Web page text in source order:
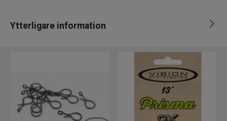
Ytterligare information